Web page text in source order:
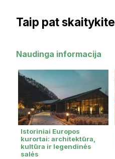
Taip pat skaitykite
Naudinga informacija
Istoriniai Europos
kurortai: architektūra,
kultūra ir legendinės
salės